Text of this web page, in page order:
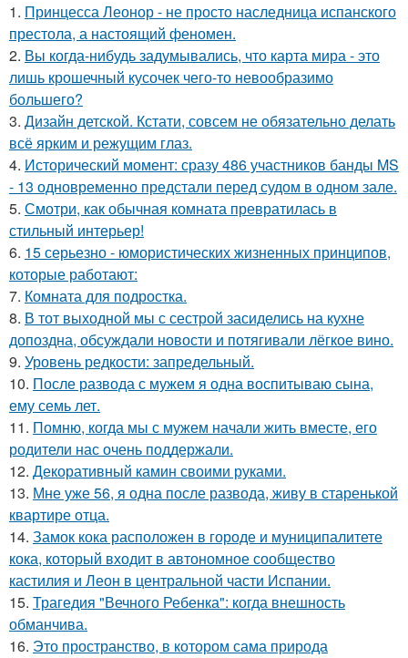
1. Принцесса Леонор - не просто наследница испанского
престола, а настоящий феномен.
2. Вы когда-нибудь задумывались, что карта мира - это
лишь крошечный кусочек чего-то невообразимо
большего?
3. Дизайн детской. Кстати, совсем не обязательно делать
всё ярким и режущим глаз.
4. Исторический момент: сразу 486 участников банды MS
- 13 одновременно предстали перед судом в одном зале.
5. Смотри, как обычная комната превратилась в
стильный интерьер!
6. 15 серьезно - юмористических жизненных принципов,
которые работают:
7. Комната для подростка.
8. В тот выходной мы с сестрой засиделись на кухне
допоздна, обсуждали новости и потягивали лёгкое вино.
9. Уровень редкости: запредельный.
10. После развода с мужем я одна воспитываю сына,
ему семь лет.
11. Помню, когда мы с мужем начали жить вместе, его
родители нас очень поддержали.
12. Декоративный камин своими руками.
13. Мне уже 56, я одна после развода, живу в старенькой
квартире отца.
14. Замок кока расположен в городе и муниципалитете
кока, который входит в автономное сообщество
кастилия и Леон в центральной части Испании.
15. Трагедия "Вечного Ребенка": когда внешность
обманчива.
16. Это пространство, в котором сама природа